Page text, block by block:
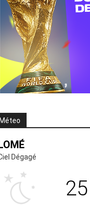
Dégagé
25